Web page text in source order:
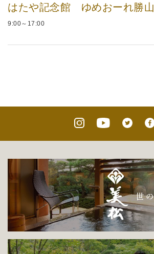
はたや記念館 ゆめおーれ勝山
9:00～17:00